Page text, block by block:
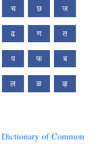
च छ ज
ढ ण त
प फ ब
ल ळ ऴ
Dictionary of Common